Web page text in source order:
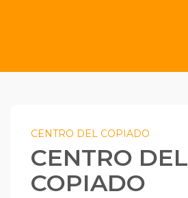
CENTRO DEL COPIADO
CENTRO DEL
COPIADO